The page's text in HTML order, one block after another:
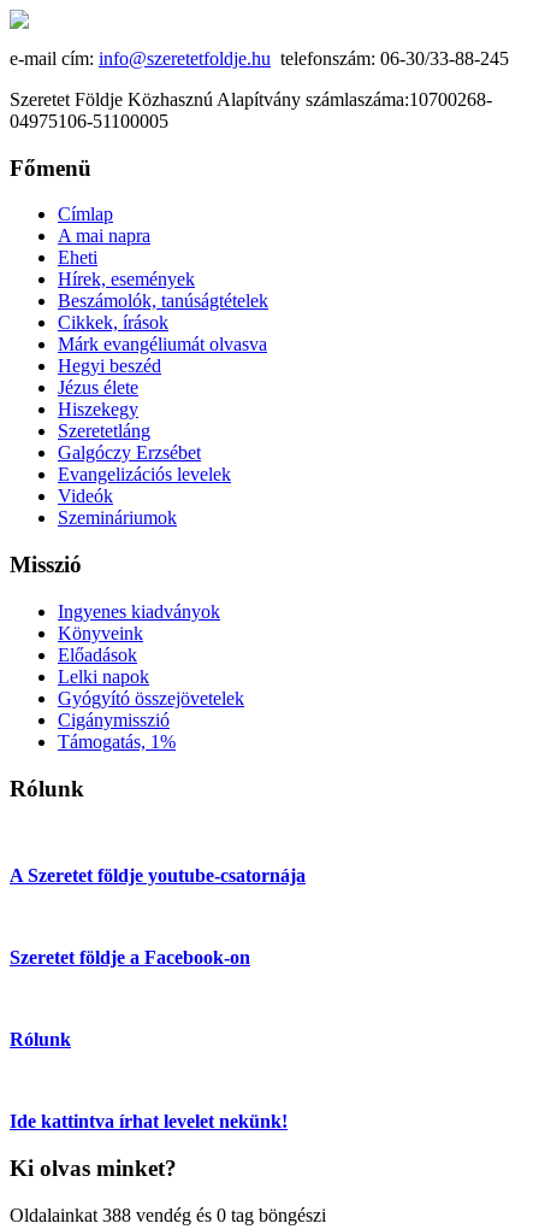
e-mail cím: info@szeretetfoldje.hu telefonszám: 06-30/33-88-245
Szeretet Földje Közhasznú Alapítvány számlaszáma:10700268-
04975106-51100005
Főmenü
Címlap
A mai napra
Eheti
Hírek, események
Beszámolók, tanúságtételek
Cikkek, írások
Márk evangéliumát olvasva
Hegyi beszéd
Jézus élete
Hiszekegy
Szeretetláng
Galgóczy Erzsébet
Evangelizációs levelek
Videók
Szemináriumok
Misszió
Ingyenes kiadványok
Könyveink
Előadások
Lelki napok
Gyógyító összejövetelek
Cigánymisszió
Támogatás, 1%
Rólunk
A Szeretet földje youtube-csatornája
Szeretet földje a Facebook-on
Rólunk
Ide kattintva írhat levelet nekünk!
Ki olvas minket?
Oldalainkat 388 vendég és 0 tag böngészi